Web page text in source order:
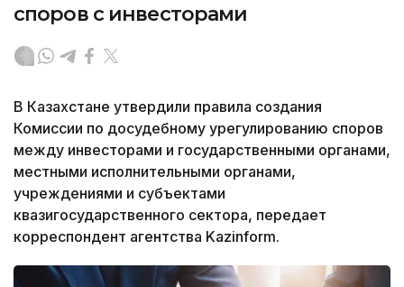
споров с инвесторами
В Казахстане утвердили правила создания
Комиссии по досудебному урегулированию споров
между инвесторами и государственными органами,
местными исполнительными органами,
учреждениями и субъектами
квазигосударственного сектора, передает
корреспондент агентства Kazinform.